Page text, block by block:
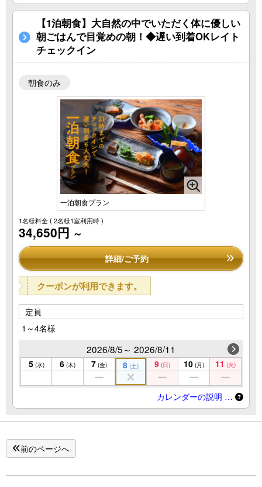
【1泊朝食】大自然の中でいただく体に優しい
朝ごはんで目覚めの朝！◆遅い到着OKレイト
チェックイン
朝食のみ
一泊朝食プラン
1名様料金( 2名様1室利用時 )
34,650円 ～
詳細/ご予約
クーポンが利用できます。
定員
1～4名様
2026/8/5～ 2026/8/11
5 (水) 6 (木) 7 (金) 8 (土) 9 (日) 10 (月) 11 (火)
カレンダーの説明 …
前のページへ